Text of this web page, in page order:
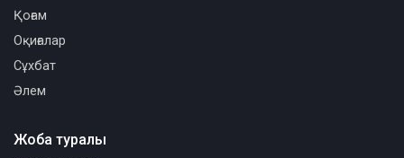
Қоғам
Оқиғалар
Сұхбат
Әлем
Жоба туралы